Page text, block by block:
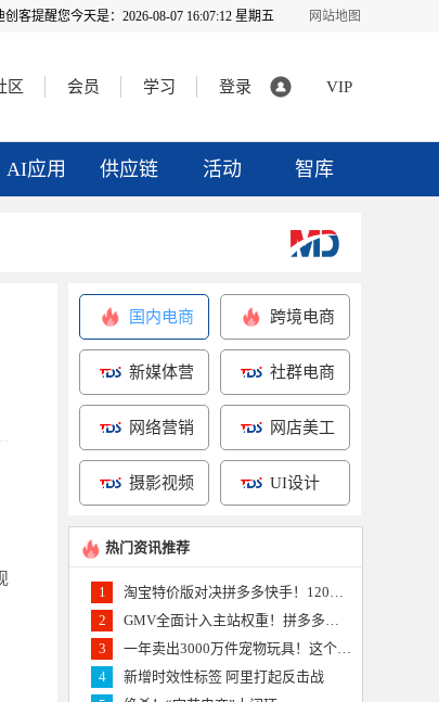
创客提醒您今天是： 2026-08-07 16:07:13 星期五 网站地图
区 会员 学习 登录 VIP
AI应用 供应链 活动 智库
国内电商 跨境电商
新媒体营 社群电商
网络营销 网店美工
摄影视频 UI设计
热门资讯推荐
1
淘宝特价版对决拼多多快手！120万产业带商家杀入短视频
2
GMV全面计入主站权重！拼多多批发业务上线 杀气逼人
3
一年卖出3000万件宠物玩具！这个亚马逊供应商要上创业板
4
新增时效性标签 阿里打起反击战